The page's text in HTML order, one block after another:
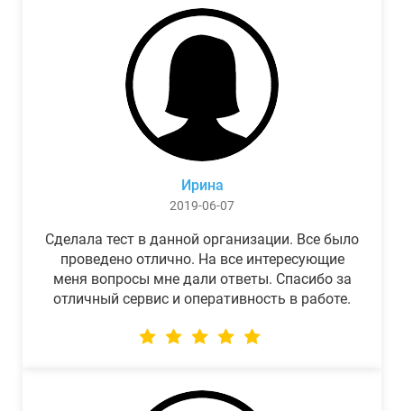
Ирина
2019-06-07
Сделала тест в данной организации. Все было
проведено отлично. На все интересующие
меня вопросы мне дали ответы. Спасибо за
отличный сервис и оперативность в работе.